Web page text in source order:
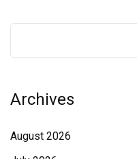
Archives
August 2026